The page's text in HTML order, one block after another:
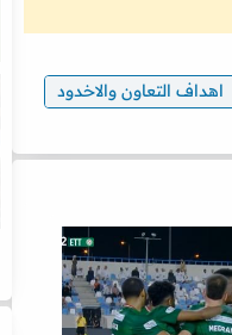
اهداف التعاون والاخدود